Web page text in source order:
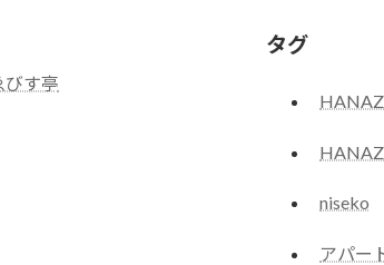
す亭
タグ
niseko
アパー